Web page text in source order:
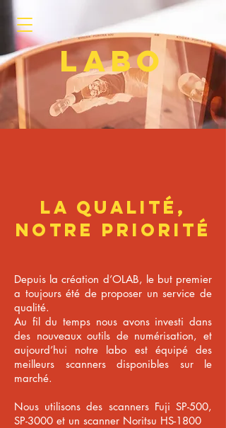
LABO
La qualité,
notre priorité
Depuis la création d’OLAB, le but premier
a toujours été de proposer un service de
qualité.
Au fil du temps nous avons investi dans
des nouveaux outils de numérisation, et
aujourd’hui notre labo est équipé des
meilleurs scanners disponibles sur le
marché.
Nous utilisons des scanners Fuji SP-500,
SP-3000 et un scanner Noritsu HS-1800